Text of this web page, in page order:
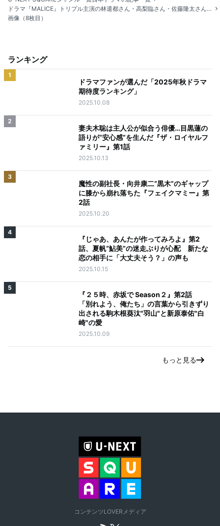
ドラマ『MALICE』トリプル主演の林遣都さん・高梨臨さん・佐藤隆太さんと日台俳優YUさんが登場！
画像（8枚目）
ランキング
1
ドラマファンが選んだ「2025年秋ドラマ
期待度ランキング」
2025.10.08
2
妻夫木聡は主人公が似合う俳優…目黒蓮の
語りが“安心感”を生んだ『ザ・ロイヤルフ
ァミリー』第1話
2025.10.13
3
魔性の副社長・向井康二“黒木”のギャップ
に膝から崩れ落ちた『フェイクマミー』第
2話
2025.10.20
4
『じゃあ、あんたが作ってみろよ』第2
話、夏帆“鮎美”の迷走ぶりが心配 新たな
恋の相手に「大丈夫そう？」の声も
2025.10.15
5
『２５時、赤坂で Season２』第2話
「別れよう、俺たち」の言葉から引きずり
出される駒木根葵汰"羽山"と新原泰佑"白
崎"の愛
2025.10.09
もっと見る
コンテンツLOVERメディア